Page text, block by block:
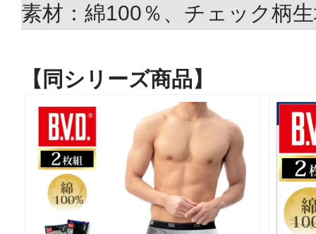
素材：綿100％、チェック柄
【同シリーズ商品】